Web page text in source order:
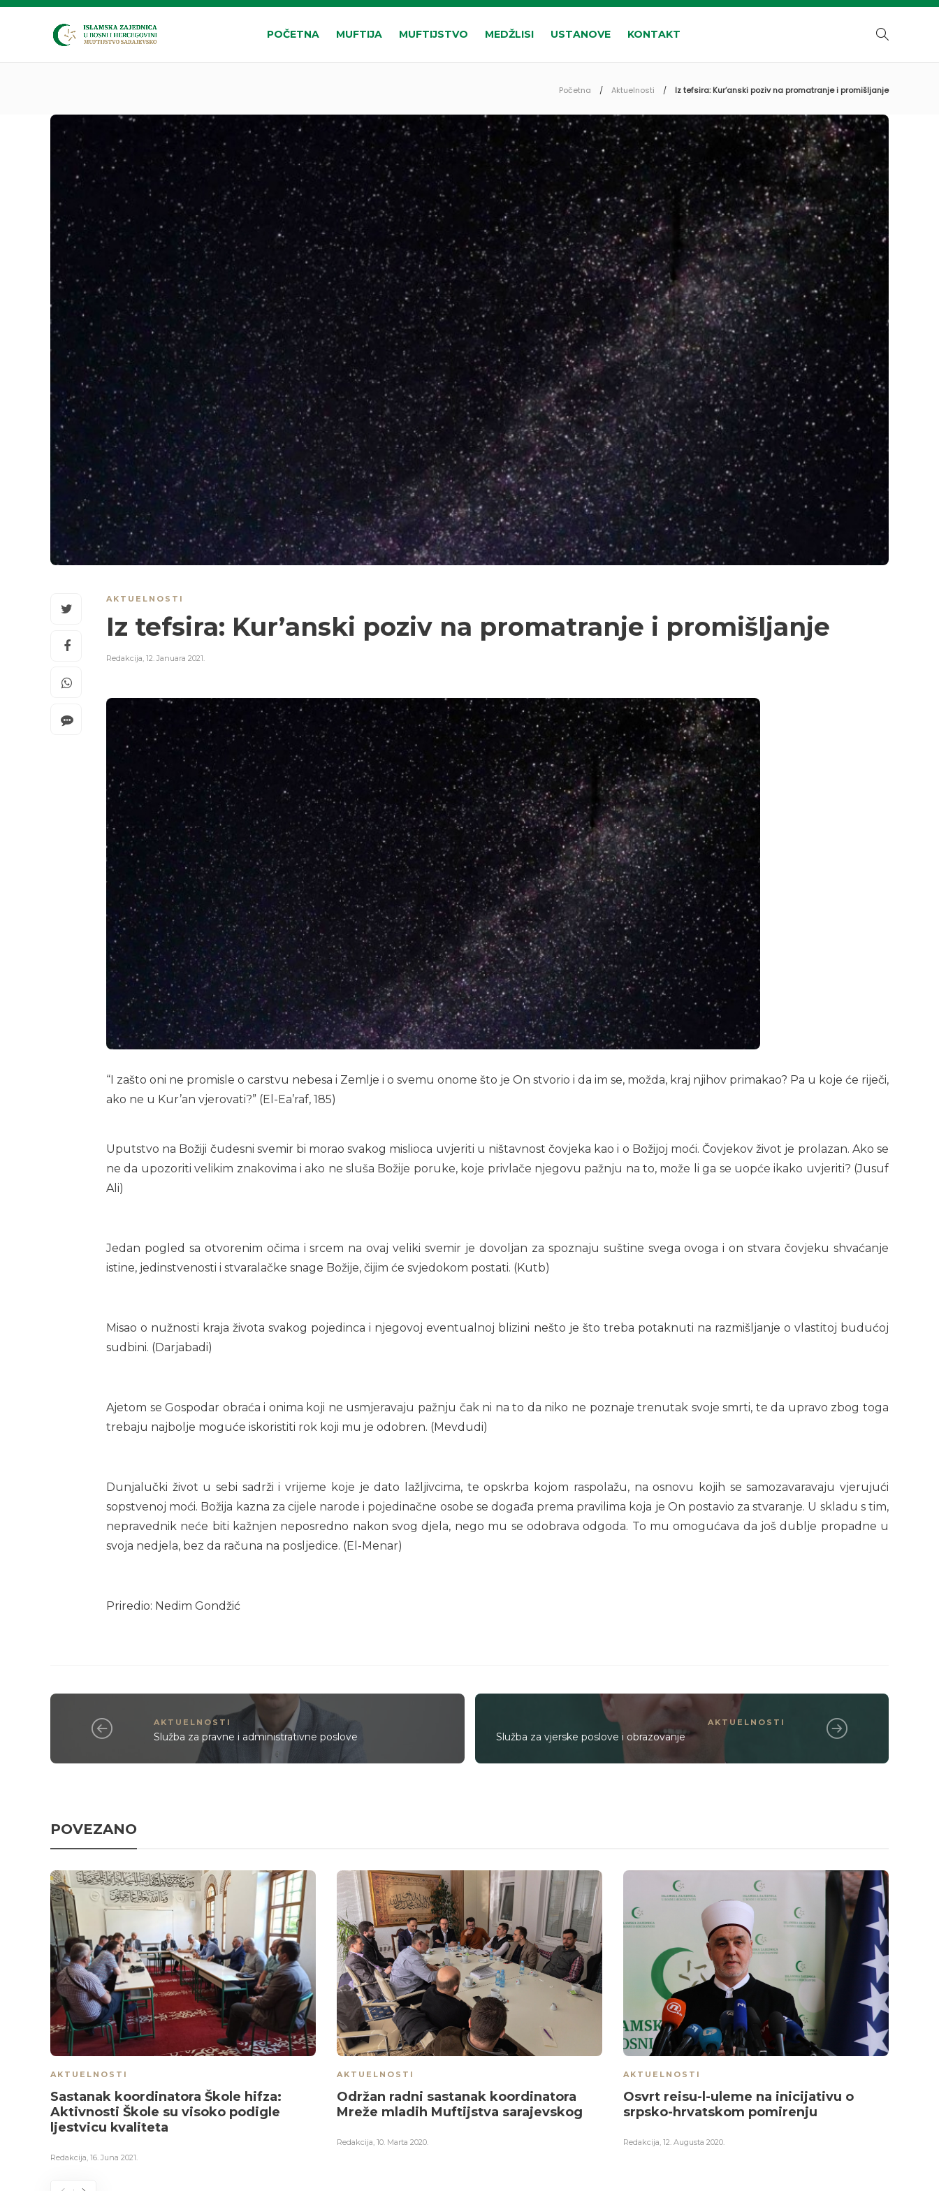
POČETNA MUFTIJA MUFTIJSTVO MEDŽLISI USTANOVE KONTAKT
Početna Aktuelnosti Iz tefsira: Kur’anski poziv na promatranje i promišljanje
AKTUELNOSTI
Iz tefsira: Kur’anski poziv na promatranje i promišljanje
Redakcija, 12. Januara 2021.
“I zašto oni ne promisle o carstvu nebesa i Zemlje i o svemu onome što je On stvorio i da im se, možda, kraj njihov primakao? Pa u koje će riječi,
ako ne u Kur’an vjerovati?” (El-Ea’raf, 185)
Uputstvo na Božiji čudesni svemir bi morao svakog mislioca uvjeriti u ništavnost čovjeka kao i o Božijoj moći. Čovjekov život je prolazan. Ako se
ne da upozoriti velikim znakovima i ako ne sluša Božije poruke, koje privlače njegovu pažnju na to, može li ga se uopće ikako uvjeriti? (Jusuf
Ali)
Jedan pogled sa otvorenim očima i srcem na ovaj veliki svemir je dovoljan za spoznaju suštine svega ovoga i on stvara čovjeku shvaćanje
istine, jedinstvenosti i stvaralačke snage Božije, čijim će svjedokom postati. (Kutb)
Misao o nužnosti kraja života svakog pojedinca i njegovoj eventualnoj blizini nešto je što treba potaknuti na razmišljanje o vlastitoj budućoj
sudbini. (Darjabadi)
Ajetom se Gospodar obraća i onima koji ne usmjeravaju pažnju čak ni na to da niko ne poznaje trenutak svoje smrti, te da upravo zbog toga
trebaju najbolje moguće iskoristiti rok koji mu je odobren. (Mevdudi)
Dunjalučki život u sebi sadrži i vrijeme koje je dato lažljivcima, te opskrba kojom raspolažu, na osnovu kojih se samozavaravaju vjerujući
sopstvenoj moći. Božija kazna za cijele narode i pojedinačne osobe se događa prema pravilima koja je On postavio za stvaranje. U skladu s tim,
nepravednik neće biti kažnjen neposredno nakon svog djela, nego mu se odobrava odgoda. To mu omogućava da još dublje propadne u
svoja nedjela, bez da računa na posljedice. (El-Menar)
Priredio: Nedim Gondžić
AKTUELNOSTI
Služba za pravne i administrativne poslove
AKTUELNOSTI
Služba za vjerske poslove i obrazovanje
POVEZANO
AKTUELNOSTI
Sastanak koordinatora Škole hifza:
Aktivnosti Škole su visoko podigle
ljestvicu kvaliteta
Redakcija, 16. Juna 2021.
AKTUELNOSTI
Održan radni sastanak koordinatora
Mreže mladih Muftijstva sarajevskog
Redakcija, 10. Marta 2020.
AKTUELNOSTI
Osvrt reisu-l-uleme na inicijativu o
srpsko-hrvatskom pomirenju
Redakcija, 12. Augusta 2020.